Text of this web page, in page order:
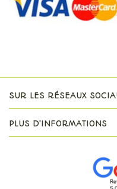
SUR LES RÉSEAUX
PLUS D'INFORMATIONS